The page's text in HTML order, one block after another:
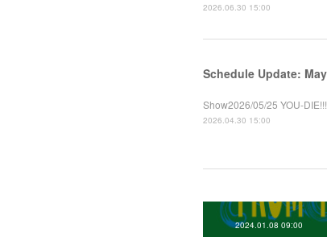
2026.06.30 15:00
Schedule Update:
Show2026/05/25 YOU-
2026.04.30 15:00
2024.01.08 09:00